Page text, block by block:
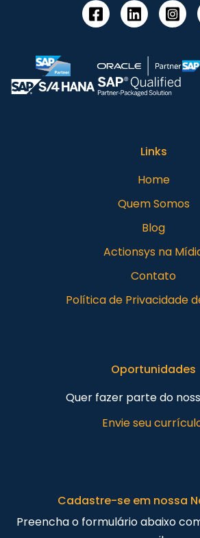
Links
Home
Quem Somos
Blog
Actionsys na
Contato
Política de Privacidade
Oportunidades
Quer fazer parte do
Envie seu
Cadastre-se em nossa
Preencha o formulário abaixo